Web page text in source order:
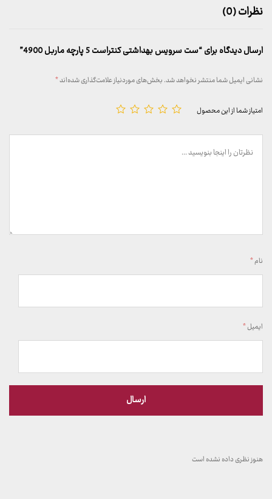
نظرات (0)
ارسال دیدگاه برای “ست سرویس بهداشتی کنتراست 5 پارچه ماربل 4900”
نشانی ایمیل شما منتشر نخواهد شد.بخش‌های موردنیاز علامت‌گذاری شده‌اند*
امتیاز شما از این محصول
نام*
ایمیل*
هنوز نظری داده نشده است